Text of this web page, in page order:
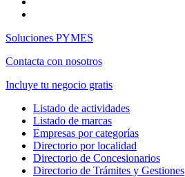
Soluciones PYMES
Contacta con nosotros
Incluye tu negocio gratis
Listado de actividades
Listado de marcas
Empresas por categorías
Directorio por localidad
Directorio de Concesionarios
Directorio de Trámites y Gestiones